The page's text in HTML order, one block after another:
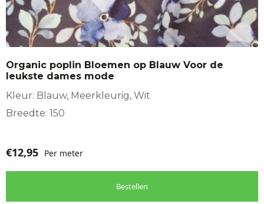
Organic poplin Bloemen op Blauw Voor de
leukste dames mode
Kleur: Blauw, Meerkleurig, Wit
Breedte: 150
€12,95 Per meter
Bestellen